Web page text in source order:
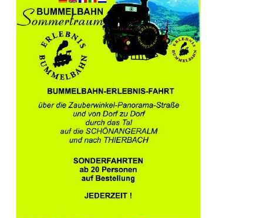
AKTUELLES
WINTERZAUBER...
INFO & MEHR
Sitemap
Allgemein